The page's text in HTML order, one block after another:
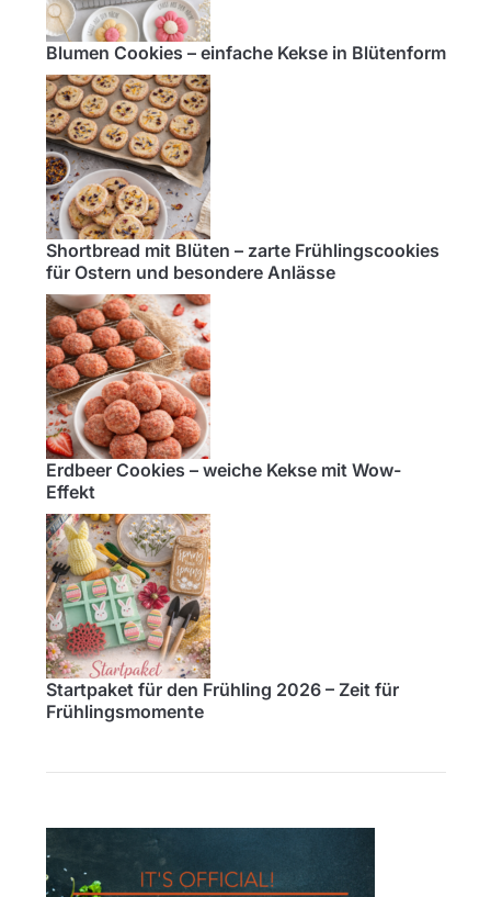
Blumen Cookies – einfache Kekse in Blütenform
Shortbread mit Blüten – zarte Frühlingscookies
für Ostern und besondere Anlässe
Erdbeer Cookies – weiche Kekse mit Wow-
Effekt
Startpaket für den Frühling 2026 – Zeit für
Frühlingsmomente